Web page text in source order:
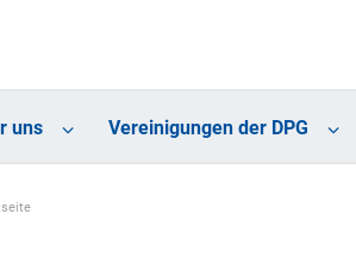
uns Vereinigungen der DPG